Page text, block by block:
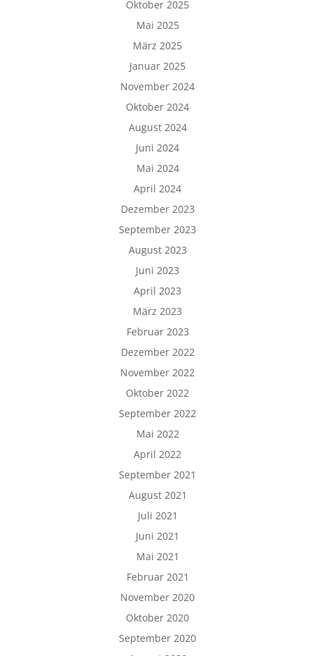
Oktober 2025
Mai 2025
März 2025
Januar 2025
November 2024
Oktober 2024
August 2024
Juni 2024
Mai 2024
April 2024
Dezember 2023
September 2023
August 2023
Juni 2023
April 2023
März 2023
Februar 2023
Dezember 2022
November 2022
Oktober 2022
September 2022
Mai 2022
April 2022
September 2021
August 2021
Juli 2021
Juni 2021
Mai 2021
Februar 2021
November 2020
Oktober 2020
September 2020